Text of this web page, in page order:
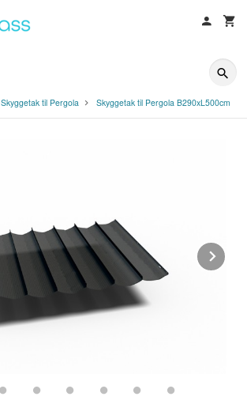
Skyggetak til Pergola Skyggetak til Pergola B290xL500cm